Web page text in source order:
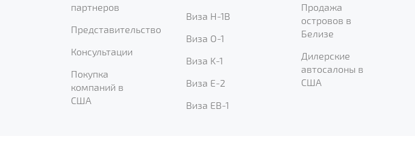
партнеров
Представительство
Консультации
Покупка
компаний в
США
Виза H-1B
Виза O-1
Виза K-1
Виза E-2
Виза EB-1
Продажа
островов в
Белизе
Дилерские
автосалоны в
США